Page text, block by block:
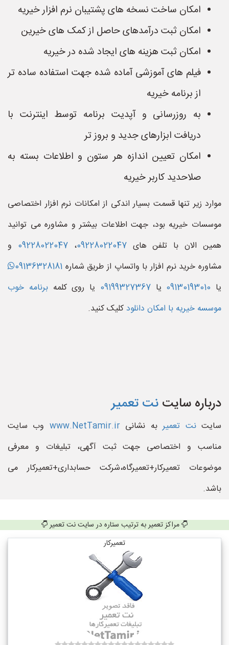
امکان ساخت نسخه های پشتیبان نرم افزار خیریه
امکان ثبت درآمدهای حاصل از کمک های خیرین
امکان ثبت هزینه های ایجاد شده در خیریه
فیلم های آموزشی آماده شده جهت استفاده ساده تر
از برنامه خیریه
به روزرسانی و آپدیت برنامه توسط اینترنت با
دریافت ابزارهای جدید و بروز تر
امکان تعیین اندازه هر ستون و اطلاعات بسته به
صلاحدید کاربر خیریه
موارد زیر تنها قسمت بسیار اندکی از امکانات نرم افزار اختصاصی
موسسات خیریه بود، جهت اطلاعات بیشتر و مشاوره می توانید
همین الان با تلفن های09228022047،09228022047و
مشاوره خرید نرم افزار با واتساپ از طریق شماره09136328181
یا09130193010یا09199327367یا روی کلمهبرنامه خوب
موسسه خیریه با امکان دانلودکلیک کنید.
درباره سایتنت تعمیر
سایتنت تعمیربه نشانیwww.NetTamir.irوب سایت
مناسب و اختصاصی جهت ثبت آگهی، تبلیغات و معرفی
موضوعات تعمیرکار+تعمیرگاه،شرکت حسابداری+تعمیرکار می
باشد.
مراکز تعمیر به ترتیب ستاره در سایت نت تعمیر
تعمیرکار